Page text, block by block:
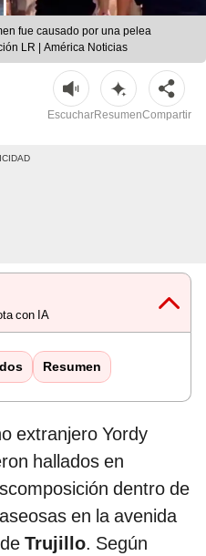
fue causado por una pelea
LR | América Noticias
EscucharResumenCompartir
con IA
Resumen
extranjero Yordy
hallados en
dentro de
en la avenida
Trujillo. Según